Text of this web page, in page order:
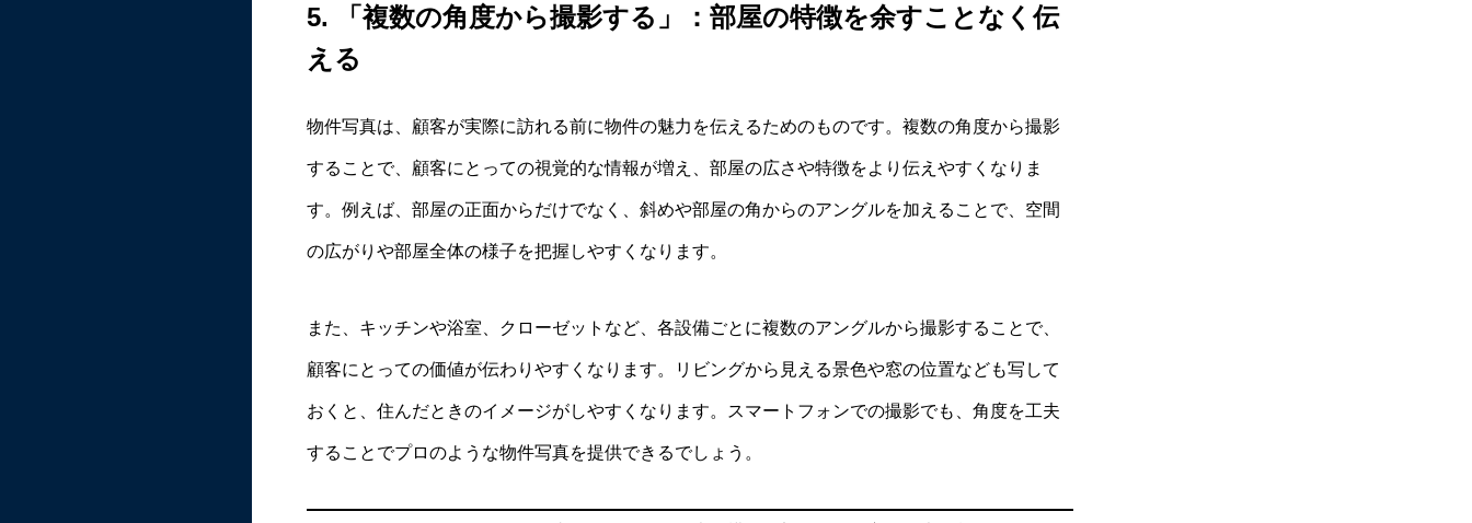
5.
「複数の角度から撮影する」：部屋の特徴を余すことなく伝
える
物件写真は、顧客が実際に訪れる前に物件の魅力を伝えるためのものです。複数の角度から撮影
することで、顧客にとっての視覚的な情報が増え、部屋の広さや特徴をより伝えやすくなりま
す。例えば、部屋の正面からだけでなく、斜めや部屋の角からのアングルを加えることで、空間
の広がりや部屋全体の様子を把握しやすくなります。
また、キッチンや浴室、クローゼットなど、各設備ごとに複数のアングルから撮影することで、
顧客にとっての価値が伝わりやすくなります。リビングから見える景色や窓の位置なども写して
おくと、住んだときのイメージがしやすくなります。スマートフォンでの撮影でも、角度を工夫
することでプロのような物件写真を提供できるでしょう。